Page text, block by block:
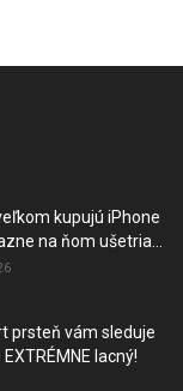
kupujú iPhone
na ňom ušetria...
prsteň vám sleduje
lacný!